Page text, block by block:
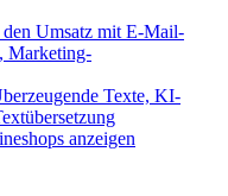
den Umsatz mit E-Mail-
Marketing-
Texte, KI-
anzeigen